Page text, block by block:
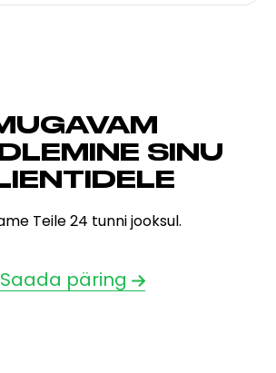
SINU
Teile 24 tunni jooksul.
Saada päring